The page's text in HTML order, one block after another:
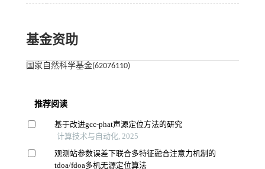
基金资助
国家自然科学基金(62076110)